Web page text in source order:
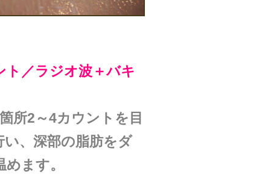
ト／ラジオ波＋バキ
所2～4カウントを目
い、深部の脂肪をダ
ます。